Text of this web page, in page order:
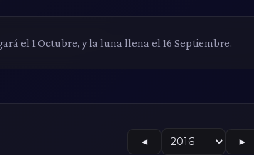
el 1 Octubre, y la luna llena el 16 Septiembre.
◄ ►